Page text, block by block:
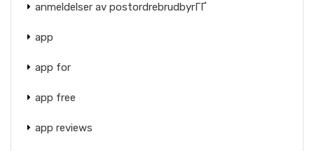
anmeldelser av postordrebrudbyrГҐ
app
app for
app free
app reviews